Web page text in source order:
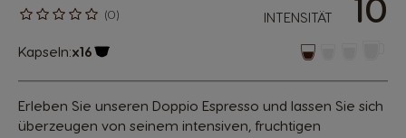
INTENSITÄT
(0)
Kapseln:x16
Erleben Sie unseren Doppio Espresso und lassen Sie sich
überzeugen von seinem intensiven, fruchtigen